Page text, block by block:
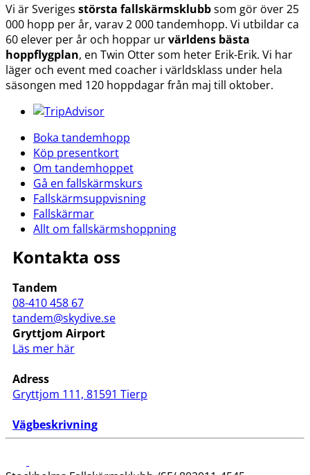
Vi är Sveriges största fallskärmsklubbsom gör över 25
000 hopp per år, varav 2 000 tandemhopp. Vi utbildar ca
60 elever per år och hoppar urvärldens bästa
hoppflygplan, en Twin Otter som heter Erik-Erik. Vi har
läger och event med coacher i världsklass under hela
säsongen med 120 hoppdagar från maj till oktober.
Boka tandemhopp
Köp presentkort
Om tandemhoppet
Gå en fallskärmskurs
Fallskärmsuppvisning
Fallskärmar
Allt om fallskärmshoppning
Kontakta oss
Tandem
08-410 458 67
tandem@skydive.se
Gryttjom Airport
Läs mer här
Adress
Gryttjom 111, 81591 Tierp
Vägbeskrivning